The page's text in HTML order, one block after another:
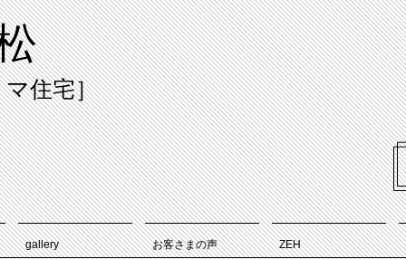
住宅］
gallery お客さまの声 ZEH